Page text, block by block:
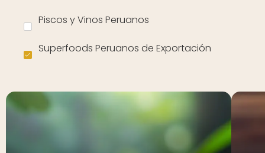
Piscos y Vinos Peruanos
Superfoods Peruanos de Exportación